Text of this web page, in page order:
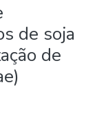
de soja
de